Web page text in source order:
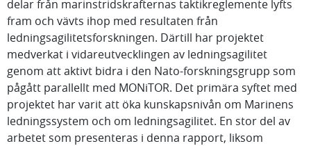
delar från marinstridskrafternas taktikreglemente lyfts
fram och vävts ihop med resultaten från
ledningsagilitetsforskningen. Därtill har projektet
medverkat i vidareutvecklingen av ledningsagilitet
genom att aktivt bidra i den Nato-forskningsgrupp som
pågått parallellt med MONiTOR. Det primära syftet med
projektet har varit att öka kunskapsnivån om Marinens
ledningssystem och om ledningsagilitet. En stor del av
arbetet som presenteras i denna rapport, liksom